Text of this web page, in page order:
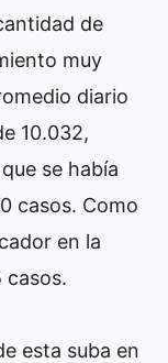
de
muy
diario
10.032,
se había
casos. Como
en la
casos.
esta suba en